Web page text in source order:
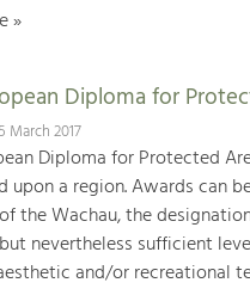
»
Diploma for
March 2017
Diploma for Protected
upon a region. Awards can
the Wachau, the
nevertheless sufficient
and/or recreational